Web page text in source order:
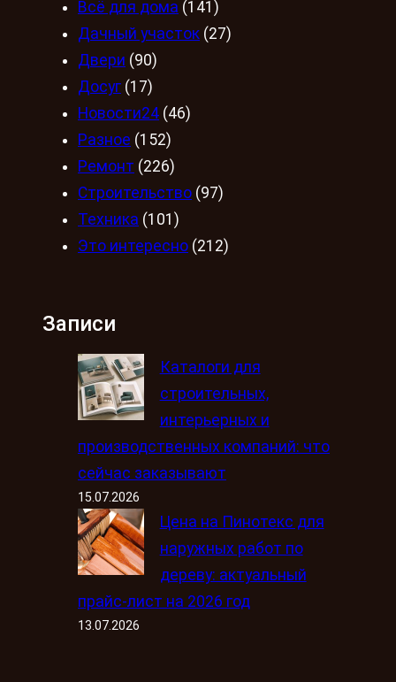
Всё для дома (141)
Дачный участок (27)
Двери (90)
Досуг (17)
Новости24 (46)
Разное (152)
Ремонт (226)
Строительство (97)
Техника (101)
Это интересно (212)
Записи
Каталоги для
строительных,
интерьерных и
производственных компаний: что
сейчас заказывают
15.07.2026
Цена на Пинотекс для
наружных работ по
дереву: актуальный
прайс-лист на 2026 год
13.07.2026